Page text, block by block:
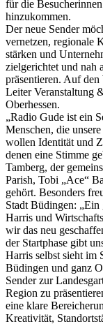
für die
hinzukommen.
Der neue Sender
vernetzen, regionale
stärken und
zielgerichtet und nah
präsentieren. Auf
Leiter Veranstaltung
Oberhessen.
„Radio Gude ist ein
Menschen, die
wollen Identität und
denen eine Stimme
Tamberg, der
Parish, Tobi „Ace“
gehört. Besonders
Stadt Büdingen:
Harris und
wir das neu
der Startphase gibt
Harris selbst sieht im
Büdingen und ganz
Sender zur
Region zu
eine klare
Kreativität,